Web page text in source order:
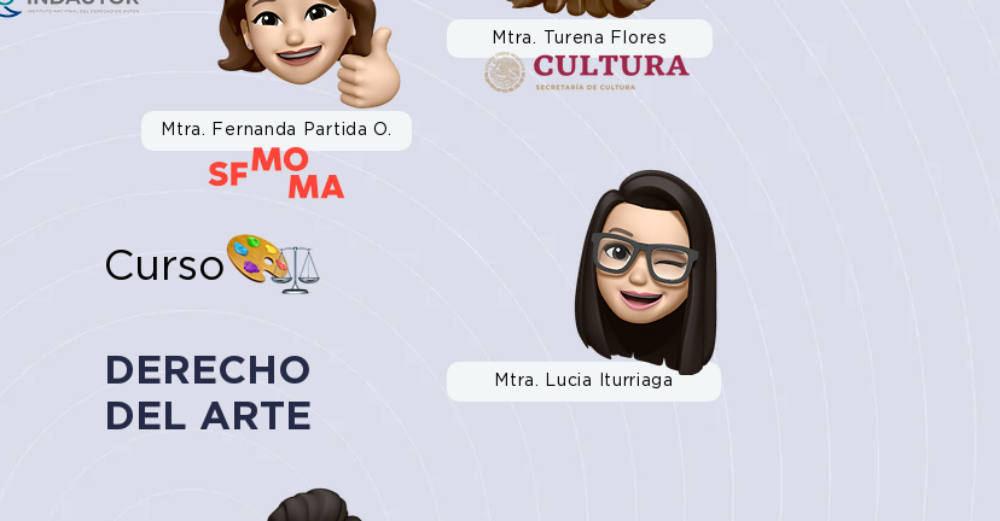
Curso
DERECHO
DEL ARTE
Mtra. Fernanda Partida O.
Mtra. Turena Flores
Mtra. Lucia Iturriaga